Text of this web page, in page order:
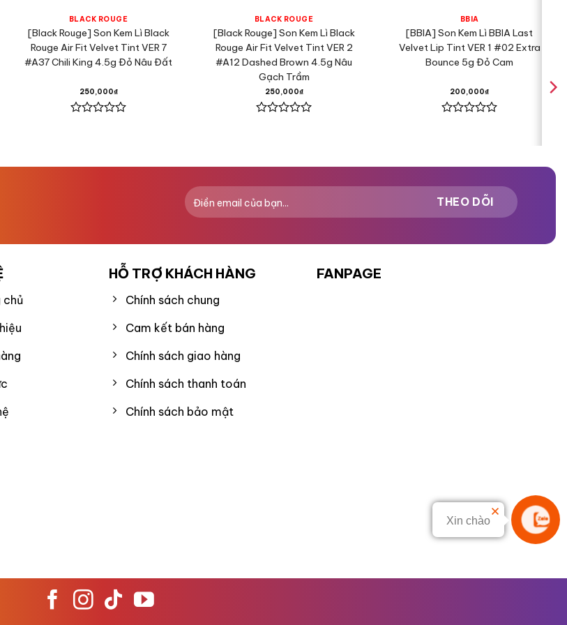
BLACK ROUGE
[Black Rouge] Son Kem Lì Black
Rouge Air Fit Velvet Tint VER 7
#A37 Chili King 4.5g Đỏ Nâu Đất
250,000₫
5
BLACK ROUGE
[Black Rouge] Son Kem Lì Black
Rouge Air Fit Velvet Tint VER 2
#A12 Dashed Brown 4.5g Nâu
Gạch Trầm
250,000₫
5
BBIA
[BBIA] Son Kem Lì BBIA Last
Velvet Lip Tint VER 1 #02 Extra
Bounce 5g Đỏ Cam
200,000₫
5
Liên hệ
Xin chào
chủ
HỖ TRỢ KHÁCH HÀNG
Chính sách chung
Cam kết bán hàng
Chính sách giao hàng
Chính sách thanh toán
Chính sách bảo mật
FANPAGE